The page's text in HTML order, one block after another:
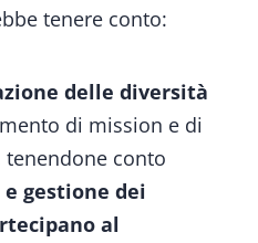
tenere conto:
delle diversità
di mission e di
conto
gestione dei
al